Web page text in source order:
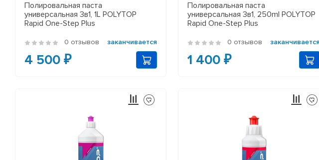
Полировальная паста
универсальная 3в1, 1L POLYTOP
Rapid One-Step Plus
0 отзывов заканчивается
4 500 ₽
Полировальная паста
универсальная 3в1, 250ml POLYTOP
Rapid One-Step Plus
0 отзывов заканчивается
1 400 ₽